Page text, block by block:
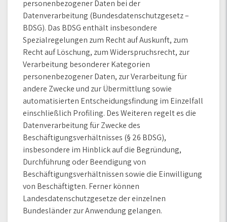
personenbezogener Daten bei der
Datenverarbeitung (Bundesdatenschutzgesetz –
BDSG). Das BDSG enthält insbesondere
Spezialregelungen zum Recht auf Auskunft, zum
Recht auf Löschung, zum Widerspruchsrecht, zur
Verarbeitung besonderer Kategorien
personenbezogener Daten, zur Verarbeitung für
andere Zwecke und zur Übermittlung sowie
automatisierten Entscheidungsfindung im Einzelfall
einschließlich Profiling. Des Weiteren regelt es die
Datenverarbeitung für Zwecke des
Beschäftigungsverhältnisses (§ 26 BDSG),
insbesondere im Hinblick auf die Begründung,
Durchführung oder Beendigung von
Beschäftigungsverhältnissen sowie die Einwilligung
von Beschäftigten. Ferner können
Landesdatenschutzgesetze der einzelnen
Bundesländer zur Anwendung gelangen.